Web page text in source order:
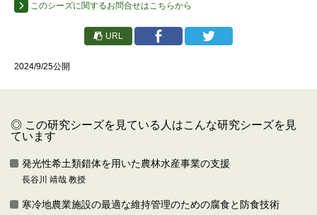
このシーズに関するお問合せはこちらから
URL
2024/9/25公開
◎ この研究シーズを見ている人はこんな研究シーズを見
ています
発光性希土類錯体を用いた農林水産事業の支援
長谷川 靖哉 教授
寒冷地農業施設の最適な維持管理のための腐食と防食技術